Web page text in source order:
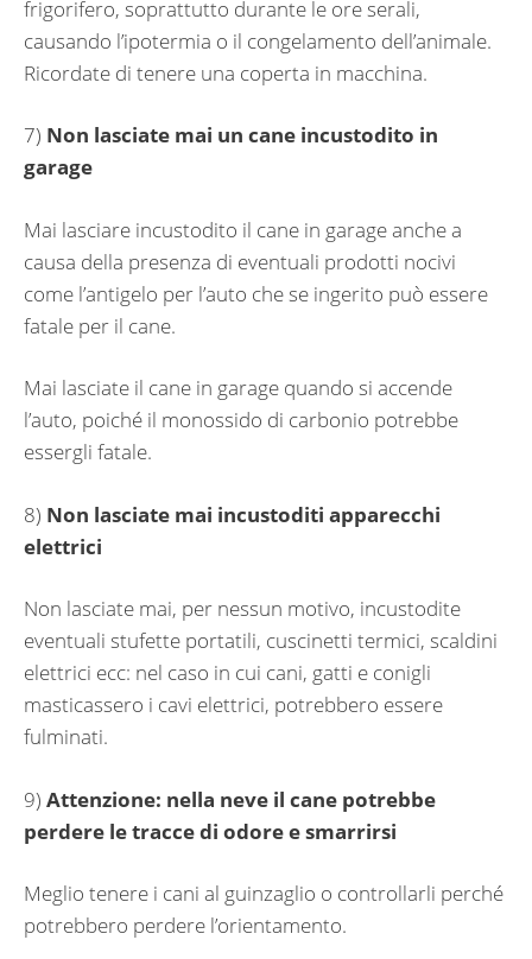
frigorifero, soprattutto durante le ore serali,
causando l’ipotermia o il congelamento dell’animale.
Ricordate di tenere una coperta in macchina.
7) Non lasciate mai un cane incustodito in
garage
Mai lasciare incustodito il cane in garage anche a
causa della presenza di eventuali prodotti nocivi
come l’antigelo per l’auto che se ingerito può essere
fatale per il cane.
Mai lasciate il cane in garage quando si accende
l’auto, poiché il monossido di carbonio potrebbe
essergli fatale.
8) Non lasciate mai incustoditi apparecchi
elettrici
Non lasciate mai, per nessun motivo, incustodite
eventuali stufette portatili, cuscinetti termici, scaldini
elettrici ecc: nel caso in cui cani, gatti e conigli
masticassero i cavi elettrici, potrebbero essere
fulminati.
9) Attenzione: nella neve il cane potrebbe
perdere le tracce di odore e smarrirsi
Meglio tenere i cani al guinzaglio o controllarli perché
potrebbero perdere l’orientamento.